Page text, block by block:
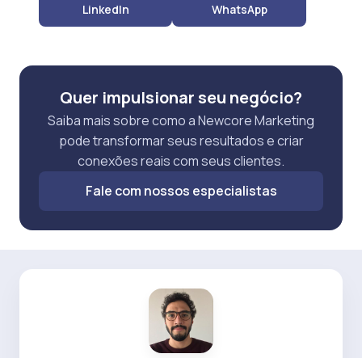
LinkedIn WhatsApp
Quer impulsionar seu negócio?
Saiba mais sobre como a Newcore Marketing
pode transformar seus resultados e criar
conexões reais com seus clientes.
Fale com nossos especialistas